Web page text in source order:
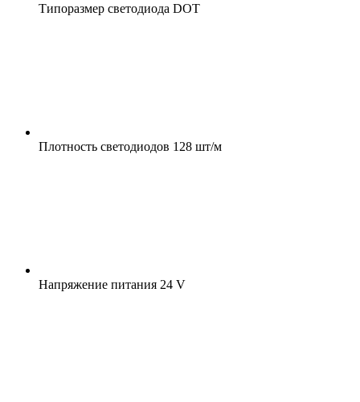
Типоразмер светодиода DOT
Плотность светодиодов 128 шт/м
Напряжение питания 24 V